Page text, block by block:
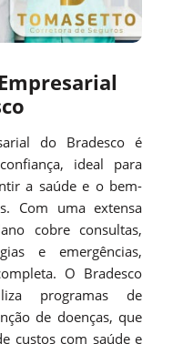
do Bradesco é
ideal para
a saúde e o bem-
Com uma extensa
cobre consultas,
e emergências,
O Bradesco
programas de
de doenças, que
custos com saúde e